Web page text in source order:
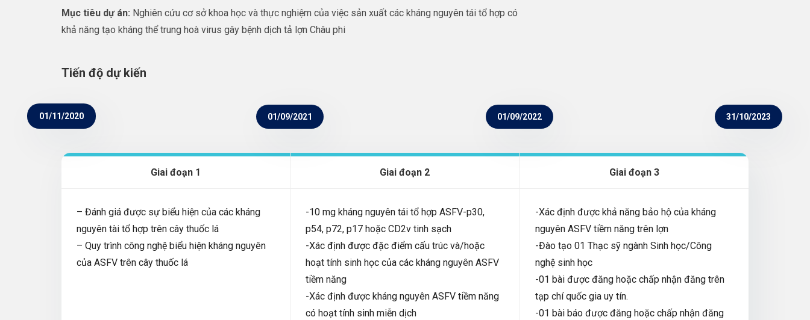
Mục tiêu dự án: Nghiên cứu cơ sở khoa học và thực nghiệm của việc sản xuất các kháng nguyên tái tổ hợp có
khả năng tạo kháng thể trung hoà virus gây bệnh dịch tả lợn Châu phi
Tiến độ dự kiến
01/11/2020 01/09/2021
Giai đoạn 1
– Đánh giá được sự biểu hiện của các kháng
nguyên tài tổ hợp trên cây thuốc lá
– Quy trình công nghệ biểu hiện kháng nguyên
của ASFV trên cây thuốc lá
01/09/2022
Giai đoạn 2
-10 mg kháng nguyên tái tổ hợp ASFV-p30,
p54, p72, p17 hoặc CD2v tinh sạch
-Xác định được đặc điểm cấu trúc và/hoặc
hoạt tính sinh học của các kháng nguyên ASFV
tiềm năng
-Xác định được kháng nguyên ASFV tiềm năng
có hoạt tính sinh miễn dịch
31/10/2023
Giai đoạn 3
-Xác định được khả năng bảo hộ của kháng
nguyên ASFV tiềm năng trên lợn
-Đào tạo 01 Thạc sỹ ngành Sinh học/Công
nghệ sinh học
-01 bài được đăng hoặc chấp nhận đăng trên
tạp chí quốc gia uy tín.
-01 bài báo được đăng hoặc chấp nhận đăng